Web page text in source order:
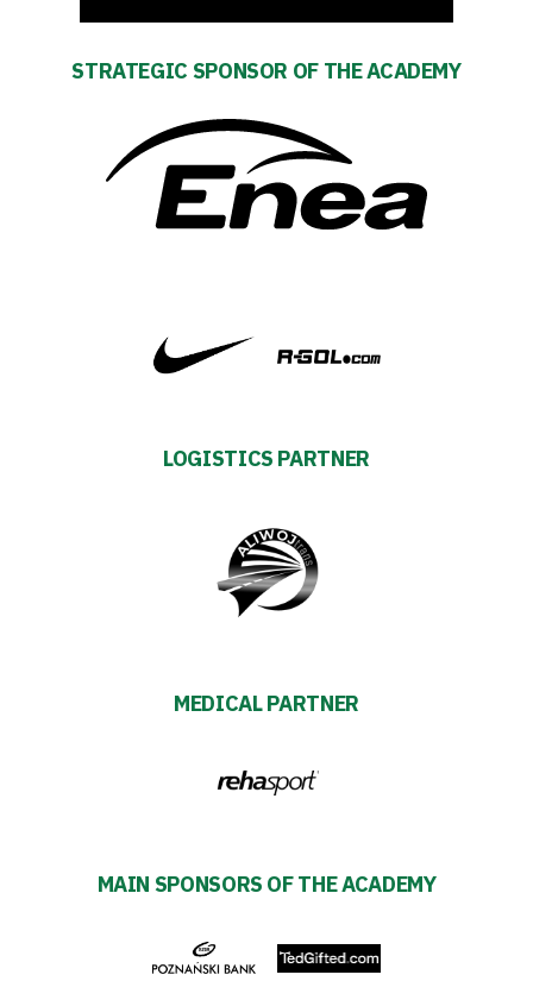
2024-
#WORTHdownload
STRATEGIC SPONSOR OF THE ACADEMY
LOGISTICS PARTNER
MEDICAL PARTNER
MAIN SPONSORS OF THE ACADEMY